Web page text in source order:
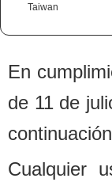
Taiwan
En
de 11 de
Cualquier